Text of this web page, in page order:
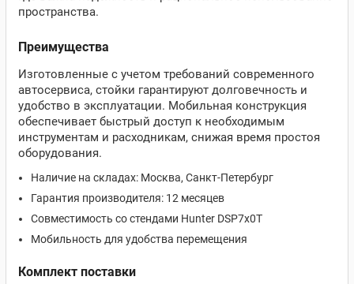
пространства.
Преимущества
Изготовленные с учетом требований современного
автосервиса, стойки гарантируют долговечность и
удобство в эксплуатации. Мобильная конструкция
обеспечивает быстрый доступ к необходимым
инструментам и расходникам, снижая время простоя
оборудования.
Наличие на складах: Москва, Санкт-Петербург
Гарантия производителя: 12 месяцев
Совместимость со стендами Hunter DSP7x0T
Мобильность для удобства перемещения
Комплект поставки